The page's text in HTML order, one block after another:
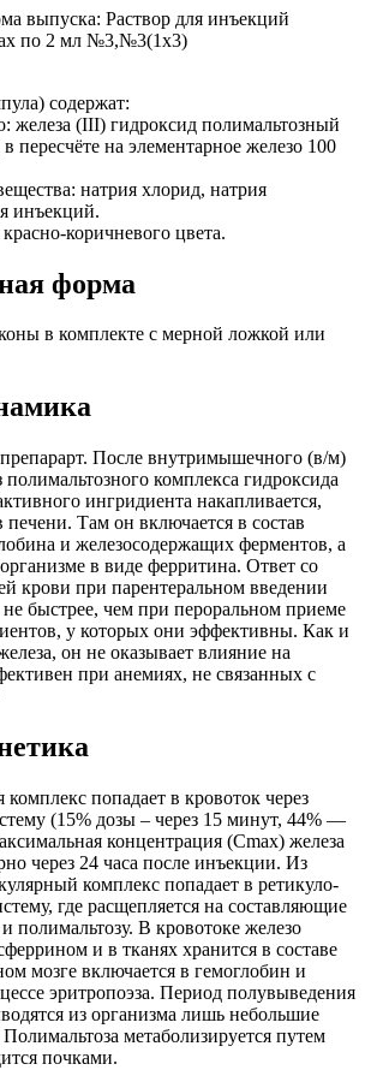
выпуска: Раствор для инъекций
по 2 мл №3,№3(1х3)
содержат:
железа (III) гидроксид полимальтозный
пересчёте на элементарное железо 100
натрия хлорид, натрия
инъекций.
коричневого цвета.
форма
в комплекте с мерной ложкой или
После внутримышечного (в/м)
полимальтозного комплекса гидроксида
ингридиента накапливается,
Там он включается в состав
и железосодержащих ферментов, а
организме в виде ферритина. Ответ со
крови при парентеральном введении
не быстрее, чем при пероральном приеме
у которых они эффективны. Как и
он не оказывает влияние на
при анемиях, не связанных с
попадает в кровоток через
(15% дозы – через 15 минут, 44% —
концентрация (Сmax) железа
через 24 часа после инъекции. Из
комплекс попадает в ретикуло-
где расщепляется на составляющие
полимальтозу. В кровотоке железо
и в тканях хранится в составе
мозге включается в гемоглобин и
эритропоэза. Период полувыведения
из организма лишь небольшие
метаболизируется путем
почками.